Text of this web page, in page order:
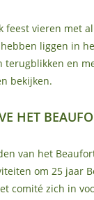
feest vieren met
liggen in
terugblikken en
bekijken.
HET
van het
om 25 jaar
comité zich in